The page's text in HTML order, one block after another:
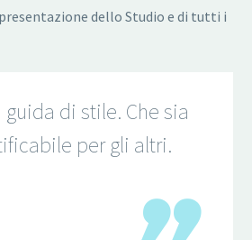
dello Studio e di tutti i
di stile. Che sia
per gli altri.